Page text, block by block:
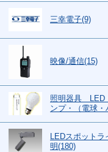
三幸電子(9)
映像/通信(15)
照明器具 LED
ンプ・（電球
LEDスポット
明(180)